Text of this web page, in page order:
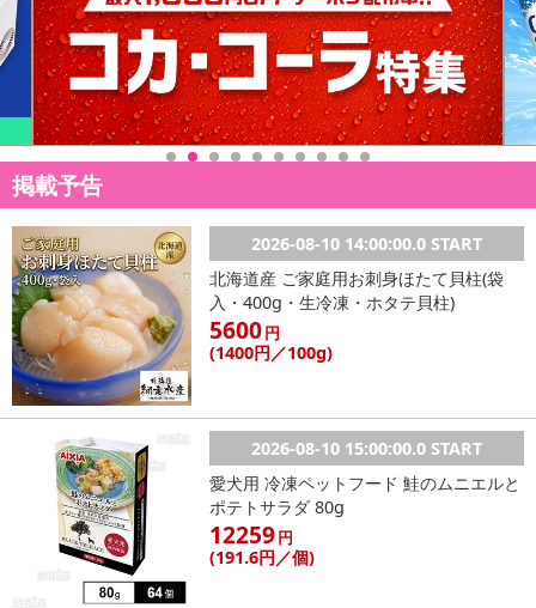
掲載予告
2026-08-10 14:00:00.0 START
北海道産 ご家庭用お刺身ほたて貝柱(袋
入・400g・生冷凍・ホタテ貝柱)
5600円
(1400円 ／100g)
2026-08-10 15:00:00.0 START
愛犬用 冷凍ペットフード 鮭のムニエルと
ポテトサラダ 80g
12259円
(191.6円 ／個)